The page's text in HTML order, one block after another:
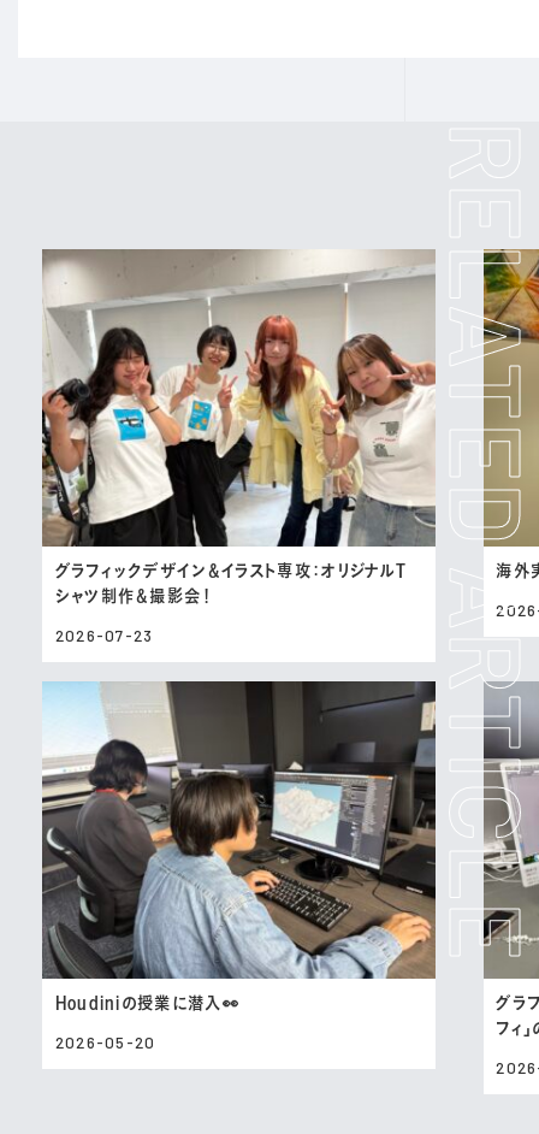
グラフィックデザイン＆イラスト専攻：オリジナルT
シャツ制作＆撮影会！
2026-07-23
海外
Houdiniの授業に潜入👀
2026-05-20
グラ
フィ